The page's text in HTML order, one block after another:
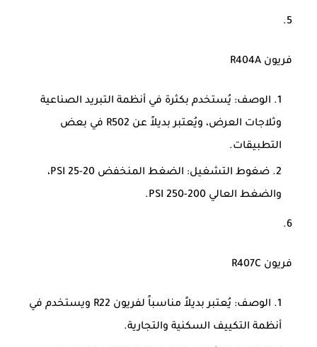
فريون R404A
الوصف: يُستخدم بكثرة في أنظمة التبريد الصناعية
وثلاجات العرض، ويُعتبر بديلاً عن R502 في بعض
التطبيقات.
ضغوط التشغيل
: الضغط المنخفض 20-25 PSI،
والضغط العالي 200-250 PSI.
فريون R407C
الوصف
: يُعتبر بديلاً مناسباً لفريون R22 ويستخدم في
أنظمة التكييف السكنية والتجارية.